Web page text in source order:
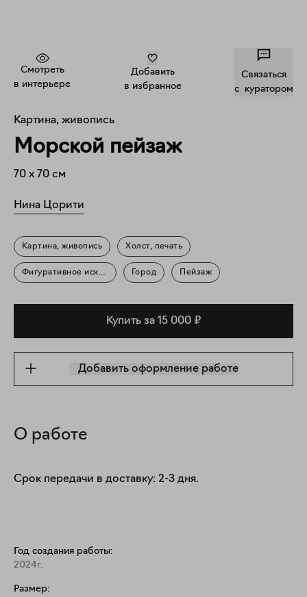
Смотреть
в интерьере
Добавить
в избранное
Связаться
c куратором
Картина, живопись
Морской пейзаж
70 x 70 см
Нина Цорити
Картина, живопись Холст, печать
Фигуративное искусство Город Пейзаж
Купить за 15 000 ₽
Добавить оформление работе
О работе
Срок передачи в доставку: 2-3 дня.
Год создания работы:
2024г.
Размер: